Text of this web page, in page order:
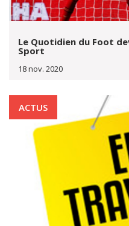
Le Quotidien du Foot
Sport
18 nov. 2020
ACTUS